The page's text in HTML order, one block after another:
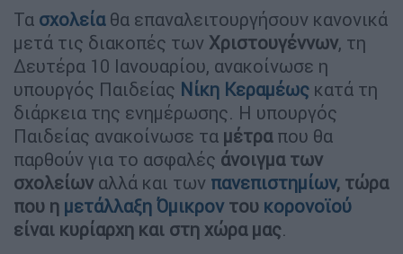
Τα σχολεία θα επαναλειτουργήσουν κανονικά
μετά τις διακοπές των Χριστουγέννων, τη
Δευτέρα 10 Ιανουαρίου, ανακοίνωσε η
υπουργός Παιδείας Νίκη Κεραμέως κατά τη
διάρκεια της ενημέρωσης. H υπουργός
Παιδείας ανακοίνωσε τα μέτραπου θα
παρθούν για το ασφαλές άνοιγμα των
σχολείων αλλά και των πανεπιστημίων, τώρα
που η μετάλλαξη Όμικρον του κορονοϊού
είναι κυρίαρχη και στη χώρα μας.